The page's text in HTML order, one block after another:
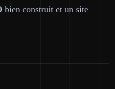
bien construit et un site